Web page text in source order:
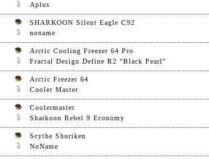
Aplus
SHARKOON Silent Eagle C92
noname
Arctic Cooling Freezer 64 Pro
Fractal Design Define R2 "Black Pearl"
Arctic Freezer 64
Cooler Master
Coolermaster
Sharkoon Rebel 9 Economy
Scythe Shuriken
NoName